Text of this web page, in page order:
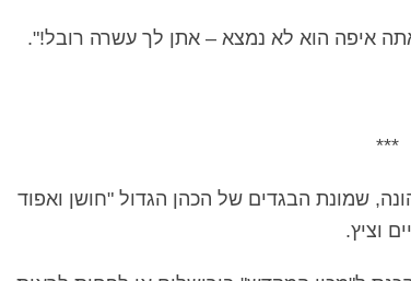
איפה הוא לא נמצא – אתן לך עשרה רובל!".
***
שמונת הבגדים של הכהן הגדול "חושן ואפוד
וציץ.